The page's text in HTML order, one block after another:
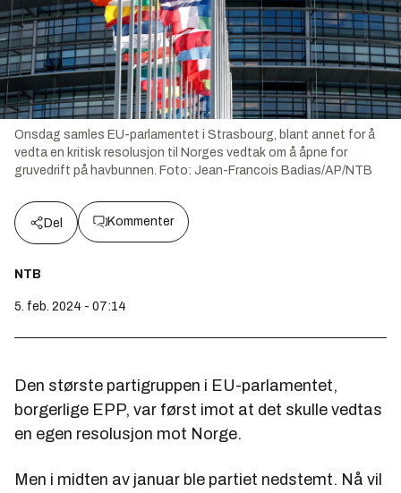
Onsdag samles EU-parlamentet i Strasbourg, blant annet for å
vedta en kritisk resolusjon til Norges vedtak om å åpne for
gruvedrift på havbunnen. Foto: Jean-Francois Badias/AP/NTB
Del Kommenter
NTB
5. feb. 2024 - 07:14
Den største partigruppen i EU-parlamentet,
borgerlige EPP, var først imot at det skulle vedtas
en egen resolusjon mot Norge.
Men i midten av januar ble partiet nedstemt. Nå vil